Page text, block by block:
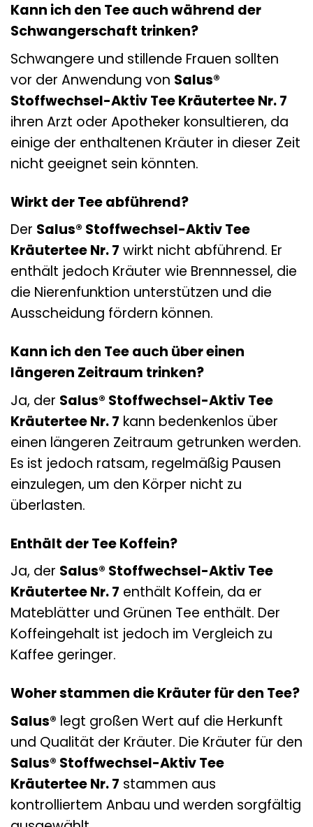
Kann ich den Tee auch während der
Schwangerschaft trinken?
Schwangere und stillende Frauen sollten
vor der Anwendung von Salus®
Stoffwechsel-Aktiv Tee Kräutertee Nr. 7
ihren Arzt oder Apotheker konsultieren, da
einige der enthaltenen Kräuter in dieser Zeit
nicht geeignet sein könnten.
Wirkt der Tee abführend?
Der Salus® Stoffwechsel-Aktiv Tee
Kräutertee Nr. 7 wirkt nicht abführend. Er
enthält jedoch Kräuter wie Brennnessel, die
die Nierenfunktion unterstützen und die
Ausscheidung fördern können.
Kann ich den Tee auch über einen
längeren Zeitraum trinken?
Ja, der Salus® Stoffwechsel-Aktiv Tee
Kräutertee Nr. 7 kann bedenkenlos über
einen längeren Zeitraum getrunken werden.
Es ist jedoch ratsam, regelmäßig Pausen
einzulegen, um den Körper nicht zu
überlasten.
Enthält der Tee Koffein?
Ja, der Salus® Stoffwechsel-Aktiv Tee
Kräutertee Nr. 7 enthält Koffein, da er
Mateblätter und Grünen Tee enthält. Der
Koffeingehalt ist jedoch im Vergleich zu
Kaffee geringer.
Woher stammen die Kräuter für den Tee?
Salus® legt großen Wert auf die Herkunft
und Qualität der Kräuter. Die Kräuter für den
Salus® Stoffwechsel-Aktiv Tee
Kräutertee Nr. 7 stammen aus
kontrolliertem Anbau und werden sorgfältig